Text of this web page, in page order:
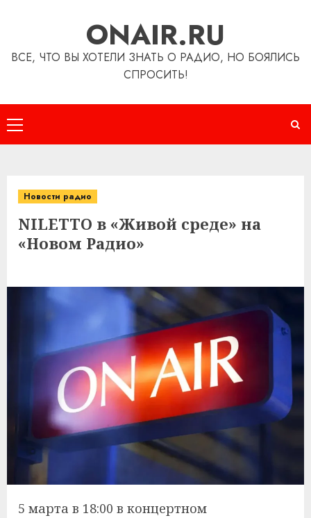
ONAIR.RU
ВСЕ, ЧТО ВЫ ХОТЕЛИ ЗНАТЬ О РАДИО, НО БОЯЛИСЬ
СПРОСИТЬ!
Основное
меню
Новости радио
NILETTO в «Живой среде» на
«Новом Радио»
5 марта в 18:00 в концертном